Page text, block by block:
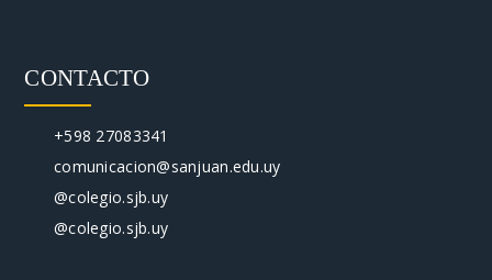
CONTACTO
+598 27083341
comunicacion@sanjuan.edu.uy
@colegio.sjb.uy
@colegio.sjb.uy